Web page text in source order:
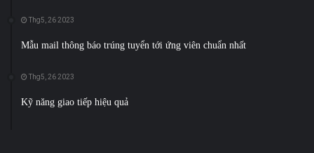
Thg5, 26 2023
Mẫu mail thông báo trúng tuyển tới ứng viên chuẩn nhất
Thg5, 26 2023
Kỹ năng giao tiếp hiệu quả